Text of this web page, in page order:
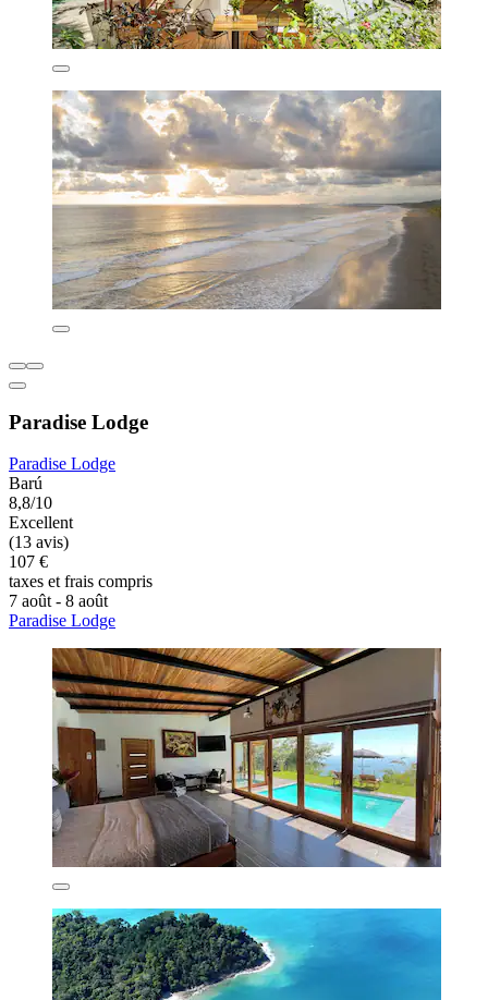
Paradise Lodge
Paradise Lodge
Barú
8,8/10
Excellent
(13 avis)
107 €
taxes et frais compris
7 août - 8 août
Paradise Lodge